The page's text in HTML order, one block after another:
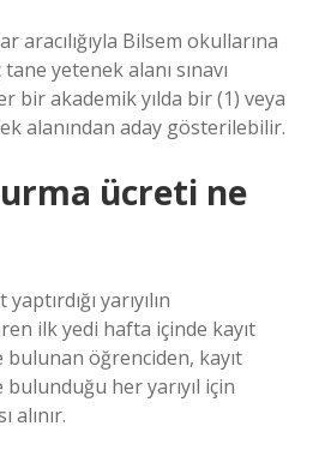
aracılığıyla Bilsem okullarına
yetenek alanı sınavı
bir akademik yılda bir (1) veya
alanından aday gösterilebilir.
ücreti ne
yarıyılın
ilk yedi hafta içinde kayıt
öğrenciden, kayıt
her yarıyıl için
alınır.